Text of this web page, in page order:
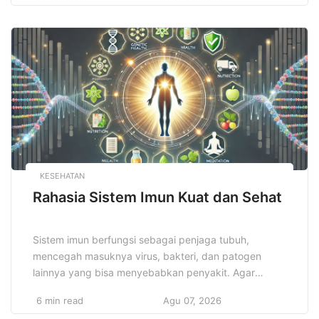
kas secara efektif, merencanakan anggaran dengan
tepat, serta membuat keputusan investasi yang
cerdas dan terukur. Pemahaman yang mendalam […]
KESEHATAN
Rahasia Sistem Imun Kuat dan Sehat
Sistem imun berfungsi sebagai penjaga tubuh,
mencegah masuknya virus, bakteri, dan patogen
lainnya yang bisa menyebabkan penyakit. Agar
memerlukan dukungan yang tepat, seperti asupan
6 min read Agu 07, 2026